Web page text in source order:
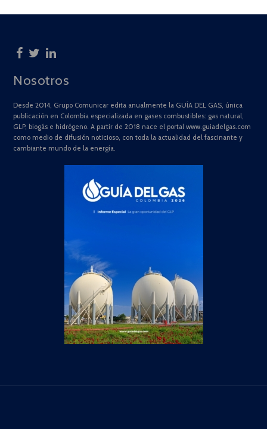
Nosotros
Desde 2014, Grupo Comunicar edita anualmente la GUÍA DEL GAS, única
publicación en Colombia especializada en gases combustibles: gas natural,
GLP, biogás e hidrógeno. A partir de 2018 nace el portal www.guiadelgas.com
como medio de difusión noticioso, con toda la actualidad del fascinante y
cambiante mundo de la energía.